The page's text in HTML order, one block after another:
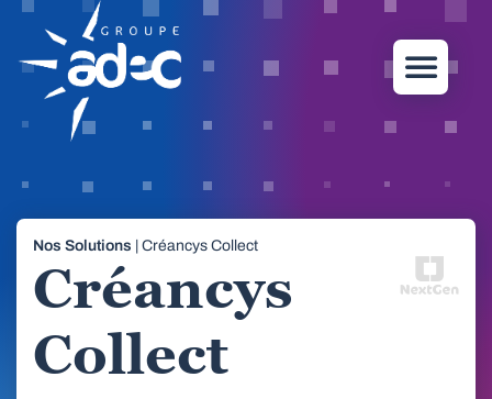
Nos Solutions | Créancys Collect
Créancys
Collect